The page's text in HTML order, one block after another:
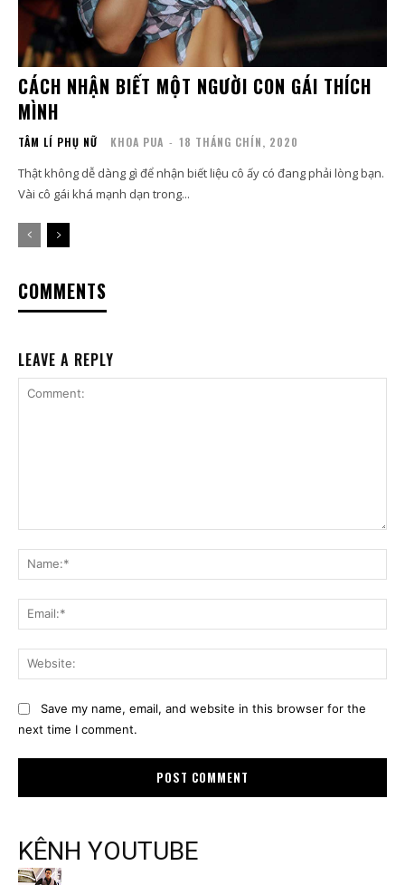
CÁCH NHẬN BIẾT MỘT NGƯỜI CON GÁI THÍCH
MÌNH
TÂM LÍ PHỤ NỮ KHOA PUA - 18 THÁNG CHÍN, 2020
Thật không dễ dàng gì để nhận biết liệu cô ấy có đang phải lòng bạn.
Vài cô gái khá mạnh dạn trong...
COMMENTS
LEAVE A REPLY
Save my name, email, and website in this browser for the
next time I comment.
KÊNH YOUTUBE